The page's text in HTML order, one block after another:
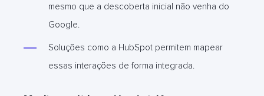
mesmo que a descoberta inicial não venha do
Google.
Soluções como a HubSpot permitem mapear
essas interações de forma integrada.